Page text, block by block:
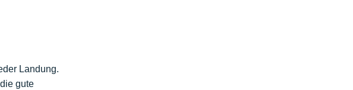
Landung.
gute